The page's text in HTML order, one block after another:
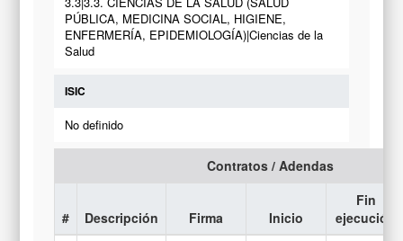
PÚBLICA, MEDICINA SOCIAL, HIGIENE,
ENFERMERÍA, EPIDEMIOLOGÍA)|Ciencias de la
Salud
ISIC
No definido
Contratos / Adendas
# Descripción Firma Inicio
Fin
ejecución